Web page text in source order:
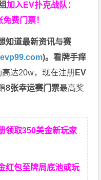
加入EV扑克战队：
费门票！
知道最新资讯与赛
)。看牌手痒
达20w，现在注册EV
8张幸运赛门票最高奖
领取350美金新玩家
红包至牌局底池或玩